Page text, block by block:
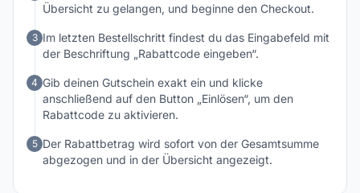
Übersicht zu gelangen, und beginne den Checkout.
3 Im letzten Bestellschritt findest du das Eingabefeld mit
der Beschriftung „Rabattcode eingeben“.
4 Gib deinen Gutschein exakt ein und klicke
anschließend auf den Button „Einlösen“, um den
Rabattcode zu aktivieren.
5 Der Rabattbetrag wird sofort von der Gesamtsumme
abgezogen und in der Übersicht angezeigt.